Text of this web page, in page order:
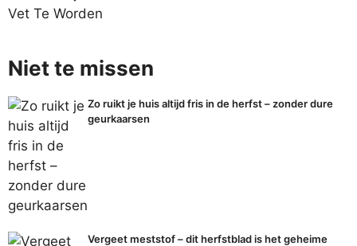
Vet Te Worden
Niet te missen
Zo ruikt je huis altijd fris in de herfst – zonder dure
geurkaarsen
Vergeet meststof – dit herfstblad is het geheime